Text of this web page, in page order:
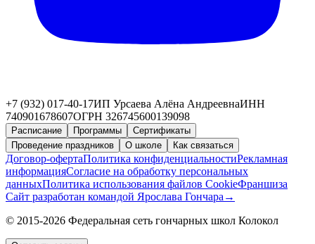
+7 (932) 017-40-17ИП Урсаева Алёна АндреевнаИНН
740901678607ОГРН 326745600139098
Расписание Программы
Сертификаты
Проведение праздников
О школе Как связаться
Договор-офертаПолитика конфиденциальностиРекламная
информацияСогласие на обработку персональных
данныхПолитика использования файлов CookieФраншиза
Сайт разработан командой Ярослава Гончара →
© 2015-2026 Федеральная сеть гончарных школ Колокол